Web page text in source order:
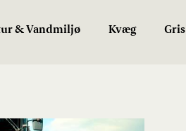
& Vandmiljø Kvæg Gris